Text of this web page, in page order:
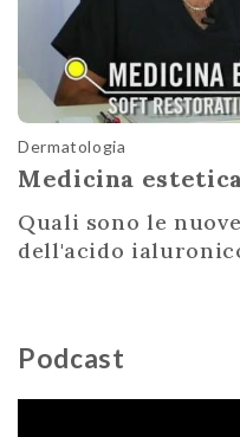
Dermatologia
Medicina
Quali sono le
dell'acido
Podcast